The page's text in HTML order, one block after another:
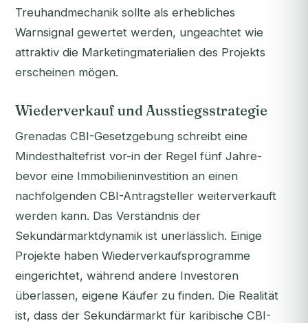
Treuhandmechanik sollte als erhebliches
Warnsignal gewertet werden, ungeachtet wie
attraktiv die Marketingmaterialien des Projekts
erscheinen mögen.
Wiederverkauf und Ausstiegsstrategie
Grenadas CBI-Gesetzgebung schreibt eine
Mindesthaltefrist vor-in der Regel fünf Jahre-
bevor eine Immobilieninvestition an einen
nachfolgenden CBI-Antragsteller weiterverkauft
werden kann. Das Verständnis der
Sekundärmarktdynamik ist unerlässlich. Einige
Projekte haben Wiederverkaufsprogramme
eingerichtet, während andere Investoren
überlassen, eigene Käufer zu finden. Die Realität
ist, dass der Sekundärmarkt für karibische CBI-